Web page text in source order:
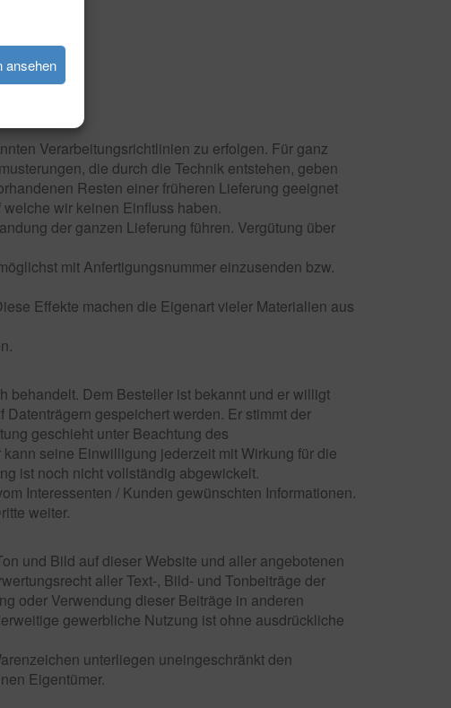
ansehen
Verarbeitungsrichtlinien zu erfolgen. Für ganz
die durch die Technik entstehen, geben
Resten einer früheren Lieferung geeignet
wir keinen Einfluss haben.
der ganzen Lieferung führen. Vergütung über
mit Anfertigungsnummer einzusenden bzw.
Effekte machen die Eigenart vieler Materialien aus
behandelt. Dem Besteller ist bekannt und er willigt
gespeichert werden. Er stimmt der
geschieht unter Beachtung des
seine Einwilligung jederzeit mit Wirkung für die
ist noch nicht vollständig abgewickelt.
Interessenten / Kunden gewünschten Informationen.
weiter.
und Bild auf dieser Website und aller angebotenen
aller Text-, Bild- und Tonbeiträge der
oder Verwendung dieser Beiträge in anderen
gewerbliche Nutzung ist ohne ausdrückliche
unterliegen uneingeschränkt den
Eigentümer.